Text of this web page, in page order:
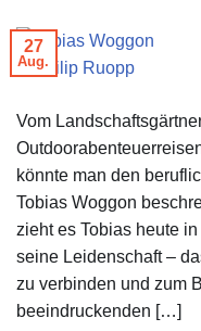
© Philip Ruopp
27
Aug.
Vom
könnte man den
Tobias Woggon
zieht es Tobias heute
seine Leidenschaft –
zu verbinden und zum
beeindruckenden […]